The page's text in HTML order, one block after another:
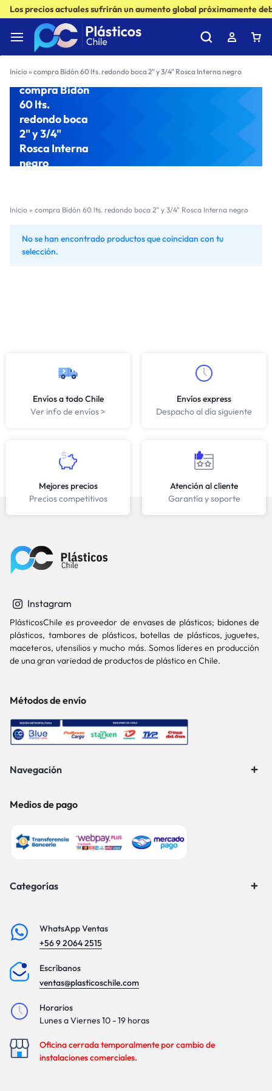
Los precios actuales sufrirán un aumento global próximamente
Inicio» compra Bidón 60 lts. redondo boca 2" y 3/4" Rosca Interna negro
compra Bidón
60 lts.
redondo boca
2" y 3/4"
Rosca Interna
negro
Inicio » compra Bidón 60 lts. redondo boca 2" y 3/4" Rosca Interna negro
No se han encontrado productos que coincidan con tu
selección.
Envíos a todo Chile
Ver info de envíos >
Envíos express
Despacho al día siguiente
Mejores precios
Precios competitivos
Atención al cliente
Garantía y soporte
Instagram
PlásticosChile es proveedor de envases de plásticos; bidones de
plásticos, tambores de plásticos, botellas de plásticos, juguetes,
maceteros, utensilios y mucho más. Somos líderes en producción
de una gran variedad de productos de plástico en Chile.
Métodos de envío
Navegación
Medios de pago
Categorías
WhatsApp Ventas
+56 9 2064 2515
Escríbanos
ventas@plasticoschile.com
Horarios
Lunes a Viernes 10 - 19 horas
Oficina cerrada temporalmente por cambio de
instalaciones comerciales.